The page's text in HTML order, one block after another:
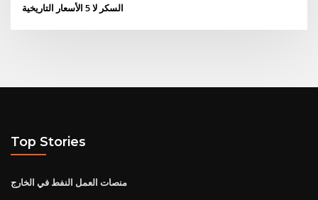
السكر لا 5 الأسعار التاريخية
Top Stories
منصات العمل النفط في الخارج